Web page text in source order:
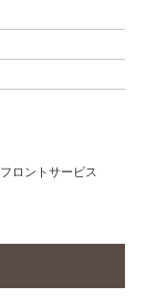
フロントサービス